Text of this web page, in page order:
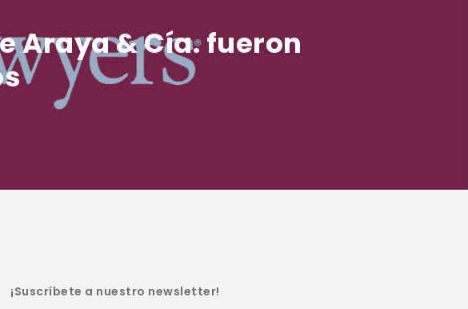
Araya & Cía. fueron
¡Suscríbete a nuestro newsletter!